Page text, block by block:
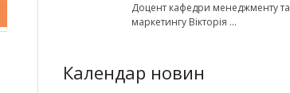
Доцент кафедри менеджменту та
маркетингу Вікторія
Календар новин